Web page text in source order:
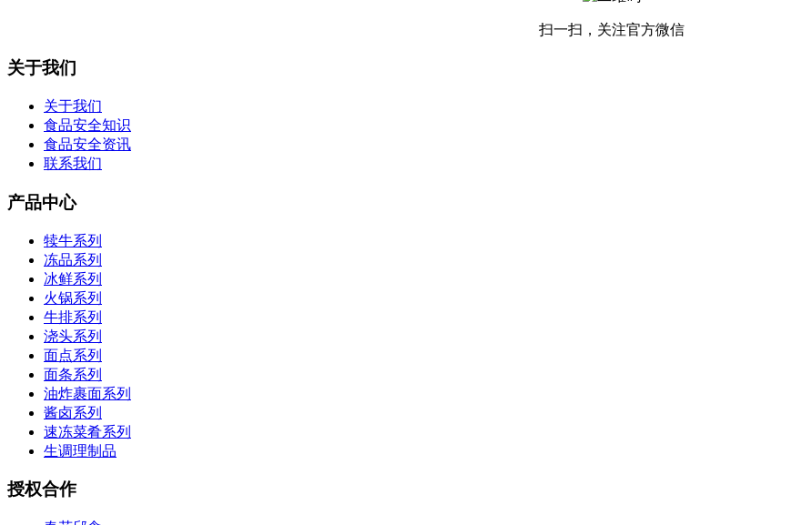
扫一扫，关注官方微信
关于我们
关于我们
食品安全知识
食品安全资讯
联系我们
产品中心
犊牛系列
冻品系列
冰鲜系列
火锅系列
牛排系列
浇头系列
面点系列
面条系列
油炸裹面系列
酱卤系列
速冻菜肴系列
生调理制品
授权合作